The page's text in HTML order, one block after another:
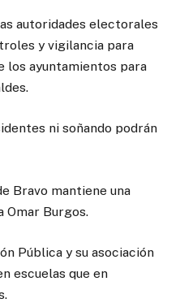
autoridades electorales
y vigilancia para
los ayuntamientos para
ni soñando podrán
Bravo mantiene una
Omar Burgos.
Pública y su asociación
escuelas que en